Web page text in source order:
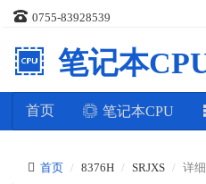
0755-83928539
笔记本
首页 笔记本CPU
首页 8376H SRJXS 详